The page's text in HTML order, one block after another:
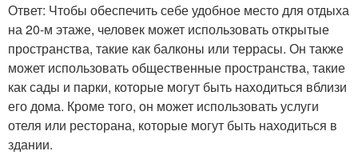
Ответ: Чтобы обеспечить себе удобное место для отдыха
на 20-м этаже, человек может использовать открытые
пространства, такие как балконы или террасы. Он также
может использовать общественные пространства, такие
как сады и парки, которые могут быть находиться вблизи
его дома. Кроме того, он может использовать услуги
отеля или ресторана, которые могут быть находиться в
здании.